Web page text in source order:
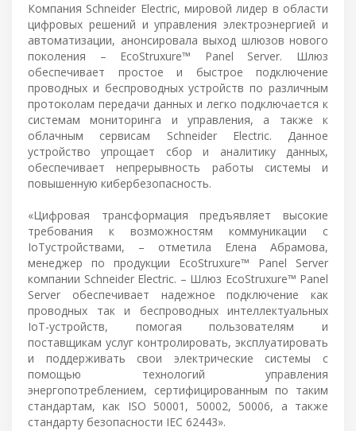
Компания Schneider Electric, мировой лидер в области
цифровых решений и управления электроэнергией и
автоматизации, анонсировала выход шлюзов нового
поколения – EcoStruxure™ Panel Server. Шлюз
обеспечивает простое и быстрое подключение
проводных и беспроводных устройств по различным
протоколам передачи данных и легко подключается к
системам мониторинга и управления, а также к
облачным сервисам Schneider Electric. Данное
устройство упрощает сбор и аналитику данных,
обеспечивает непрерывность работы системы и
повышенную кибербезопасность.
«Цифровая трансформация предъявляет высокие
требования к возможностям коммуникации с
IoTустройствами, – отметила Елена Абрамова,
менеджер по продукции EcoStruxure™ Panel Server
компании Schneider Electric. – Шлюз EcoStruxure™ Panel
Server обеспечивает надежное подключение как
проводных так и беспроводных интеллектуальных
IoT-устройств, помогая пользователям и
поставщикам услуг контролировать, эксплуатировать
и поддерживать свои электрические системы с
помощью технологий управления
энергопотреблением, сертифицированным по таким
стандартам, как ISO 50001, 50002, 50006, а также
стандарту безопасности IEC 62443».